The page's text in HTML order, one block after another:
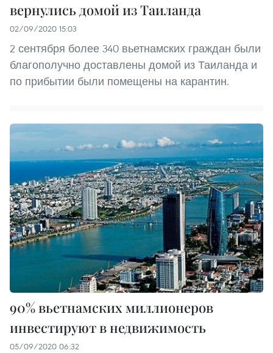
вернулись домой из Таиланда
02/09/2020 15:03
2 сентября более 340 вьетнамских граждан были
благополучно доставлены домой из Таиланда и
по прибытии были помещены на карантин.
90% вьетнамских миллионеров
инвестируют в недвижимость
05/09/2020 06:32